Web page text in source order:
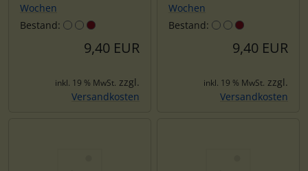
Wochen
Bestand:
9,40 EUR
inkl. 19 % MwSt. zzgl.
Versandkosten
Wochen
Bestand:
9,40 EUR
inkl. 19 % MwSt. zzgl.
Versandkosten